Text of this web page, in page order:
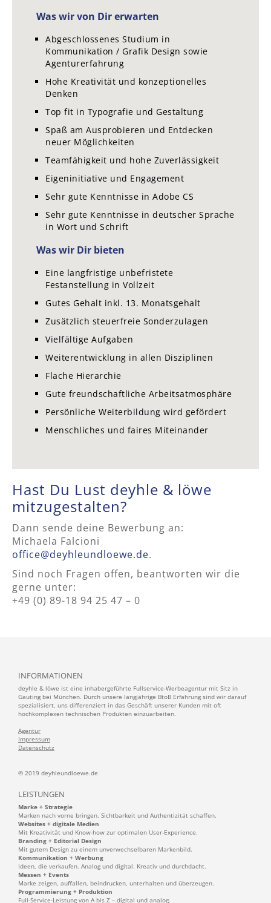
Was wir von Dir erwarten
Abgeschlossenes Studium in
Kommunikation / Grafik Design sowie
Agenturerfahrung
Hohe Kreativität und konzeptionelles
Denken
Top fit in Typografie und Gestaltung
Spaß am Ausprobieren und Entdecken
neuer Möglichkeiten
Teamfähigkeit und hohe Zuverlässigkeit
Eigeninitiative und Engagement
Sehr gute Kenntnisse in Adobe CS
Sehr gute Kenntnisse in deutscher Sprache
in Wort und Schrift
Was wir Dir bieten
Eine langfristige unbefristete
Festanstellung in Vollzeit
Gutes Gehalt inkl. 13. Monatsgehalt
Zusätzlich steuerfreie Sonderzulagen
Vielfältige Aufgaben
Weiterentwicklung in allen Disziplinen
Flache Hierarchie
Gute freundschaftliche Arbeitsatmosphäre
Persönliche Weiterbildung wird gefördert
Menschliches und faires Miteinander
Hast Du Lust deyhle & löwe
mitzugestalten?
Dann sende deine Bewerbung an:
Michaela Falcioni
office@deyhleundloewe.de.
Sind noch Fragen offen, beantworten wir die
gerne unter:
+49 (0) 89-18 94 25 47 – 0
INFORMATIONEN
deyhle & löwe ist eine inhabergeführte Fullservice-Werbeagentur mit Sitz in
Gauting bei München. Durch unsere langjährige BtoB Erfahrung sind wir darauf
spezialisiert, uns differenziert in das Geschäft unserer Kunden mit oft
hochkomplexen technischen Produkten einzuarbeiten.
Agentur
Impressum
Datenschutz
© 2019 deyhleundloewe.de
LEISTUNGEN
Marke + Strategie
Marken nach vorne bringen. Sichtbarkeit und Authentizität schaffen.
Websites + digitale Medien
Mit Kreativität und Know-how zur optimalen User-Experience.
Branding + Editorial Design
Mit gutem Design zu einem unverwechselbaren Markenbild.
Kommunikation + Werbung
Ideen, die verkaufen. Analog und digital. Kreativ und durchdacht.
Messen + Events
Marke zeigen, auffallen, beindrucken, unterhalten und überzeugen.
Programmierung + Produktion
Full-Service-Leistung von A bis Z – digital und analog.